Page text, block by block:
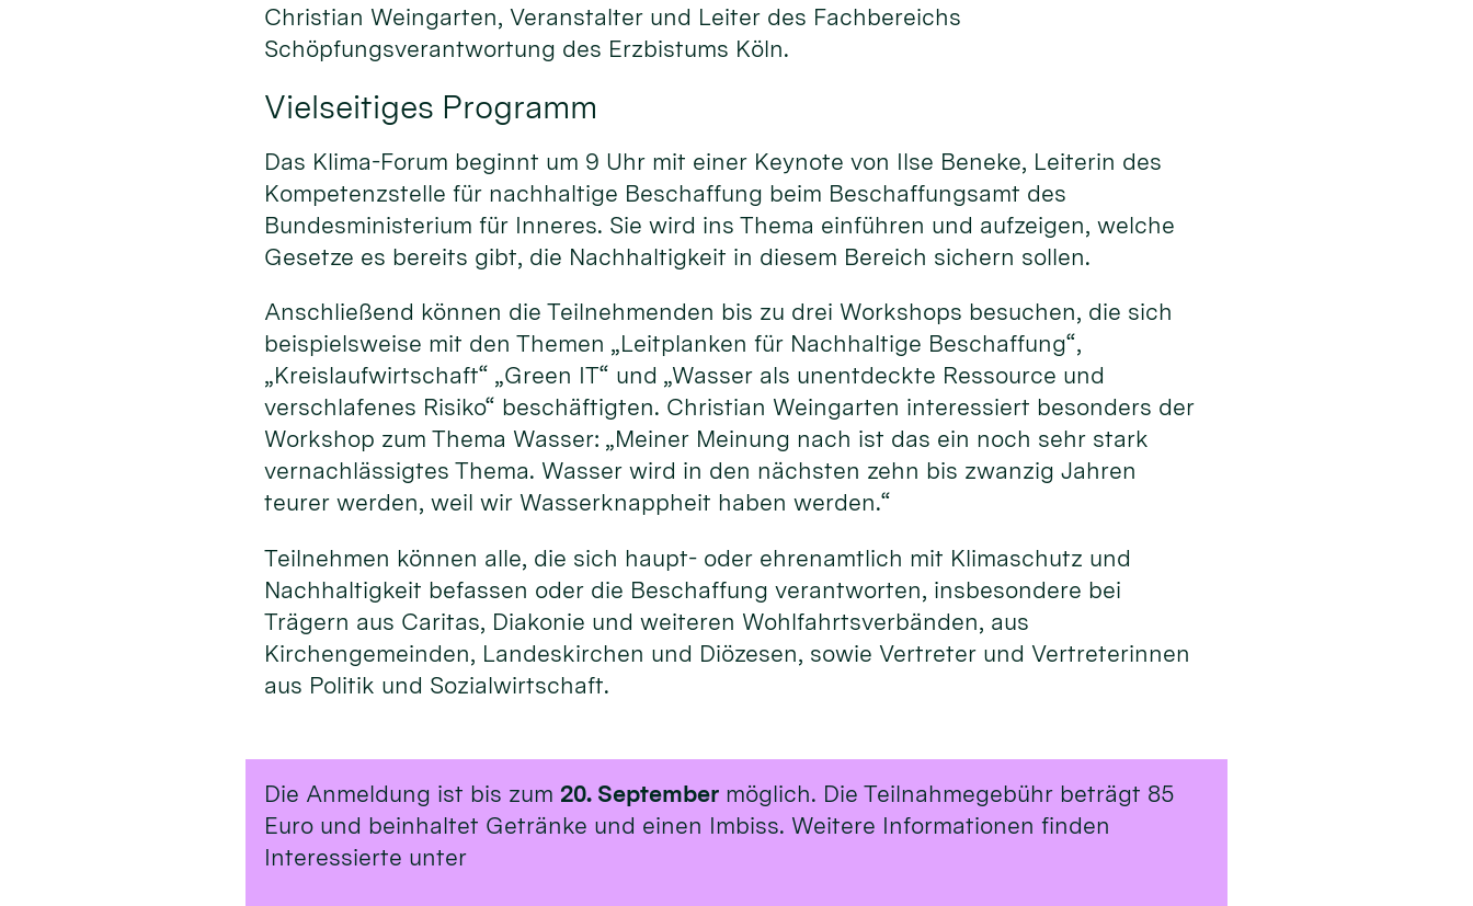
Christian Weingarten, Veranstalter und Leiter des Fachbereichs
Schöpfungsverantwortung des Erzbistums Köln.
Vielseitiges Programm
Das Klima-Forum beginnt um 9 Uhr mit einer Keynote von Ilse Beneke, Leiterin des
Kompetenzstelle für nachhaltige Beschaffung beim Beschaffungsamt des
Bundesministerium für Inneres. Sie wird ins Thema einführen und aufzeigen, welche
Gesetze es bereits gibt, die Nachhaltigkeit in diesem Bereich sichern sollen.
Anschließend können die Teilnehmenden bis zu drei Workshops besuchen, die sich
beispielsweise mit den Themen „Leitplanken für Nachhaltige Beschaffung“,
„Kreislaufwirtschaft“ „Green IT“ und „Wasser als unentdeckte Ressource und
verschlafenes Risiko“ beschäftigten. Christian Weingarten interessiert besonders der
Workshop zum Thema Wasser: „Meiner Meinung nach ist das ein noch sehr stark
vernachlässigtes Thema. Wasser wird in den nächsten zehn bis zwanzig Jahren
teurer werden, weil wir Wasserknappheit haben werden.“
Teilnehmen können alle, die sich haupt- oder ehrenamtlich mit Klimaschutz und
Nachhaltigkeit befassen oder die Beschaffung verantworten, insbesondere bei
Trägern aus Caritas, Diakonie und weiteren Wohlfahrtsverbänden, aus
Kirchengemeinden, Landeskirchen und Diözesen, sowie Vertreter und Vertreterinnen
aus Politik und Sozialwirtschaft.
Die Anmeldung ist bis zum 20. September möglich. Die Teilnahmegebühr beträgt 85
Euro und beinhaltet Getränke und einen Imbiss. Weitere Informationen finden
Interessierte unter